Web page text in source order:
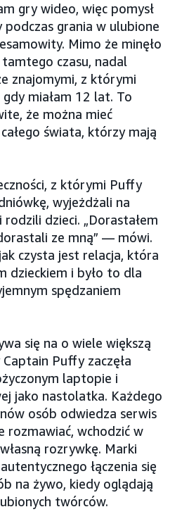
gry wideo, więc pomysł
podczas grania w ulubione
Mimo że minęło
czasu, nadal
znajomymi, z którymi
gdy miałam 12 lat. To
że można mieć
świata, którzy mają
z którymi Puffy
wyjeżdżali na
dzieci. „Dorastałem
ze mną” — mówi.
czysta jest relacja, która
dzieckiem i było to dla
spędzaniem
się na o wiele większą
Puffy zaczęła
laptopie i
jako nastolatka. Każdego
osób odwiedza serwis
rozmawiać, wchodzić w
rozrywkę. Marki
łączenia się
na żywo, kiedy oglądają
twórców.